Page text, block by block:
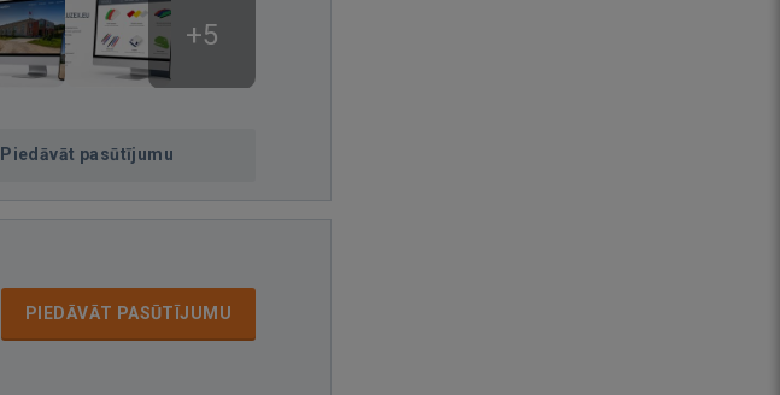
+5
Piedāvāt pasūtījumu
PIEDĀVĀT PASŪTĪJUMU